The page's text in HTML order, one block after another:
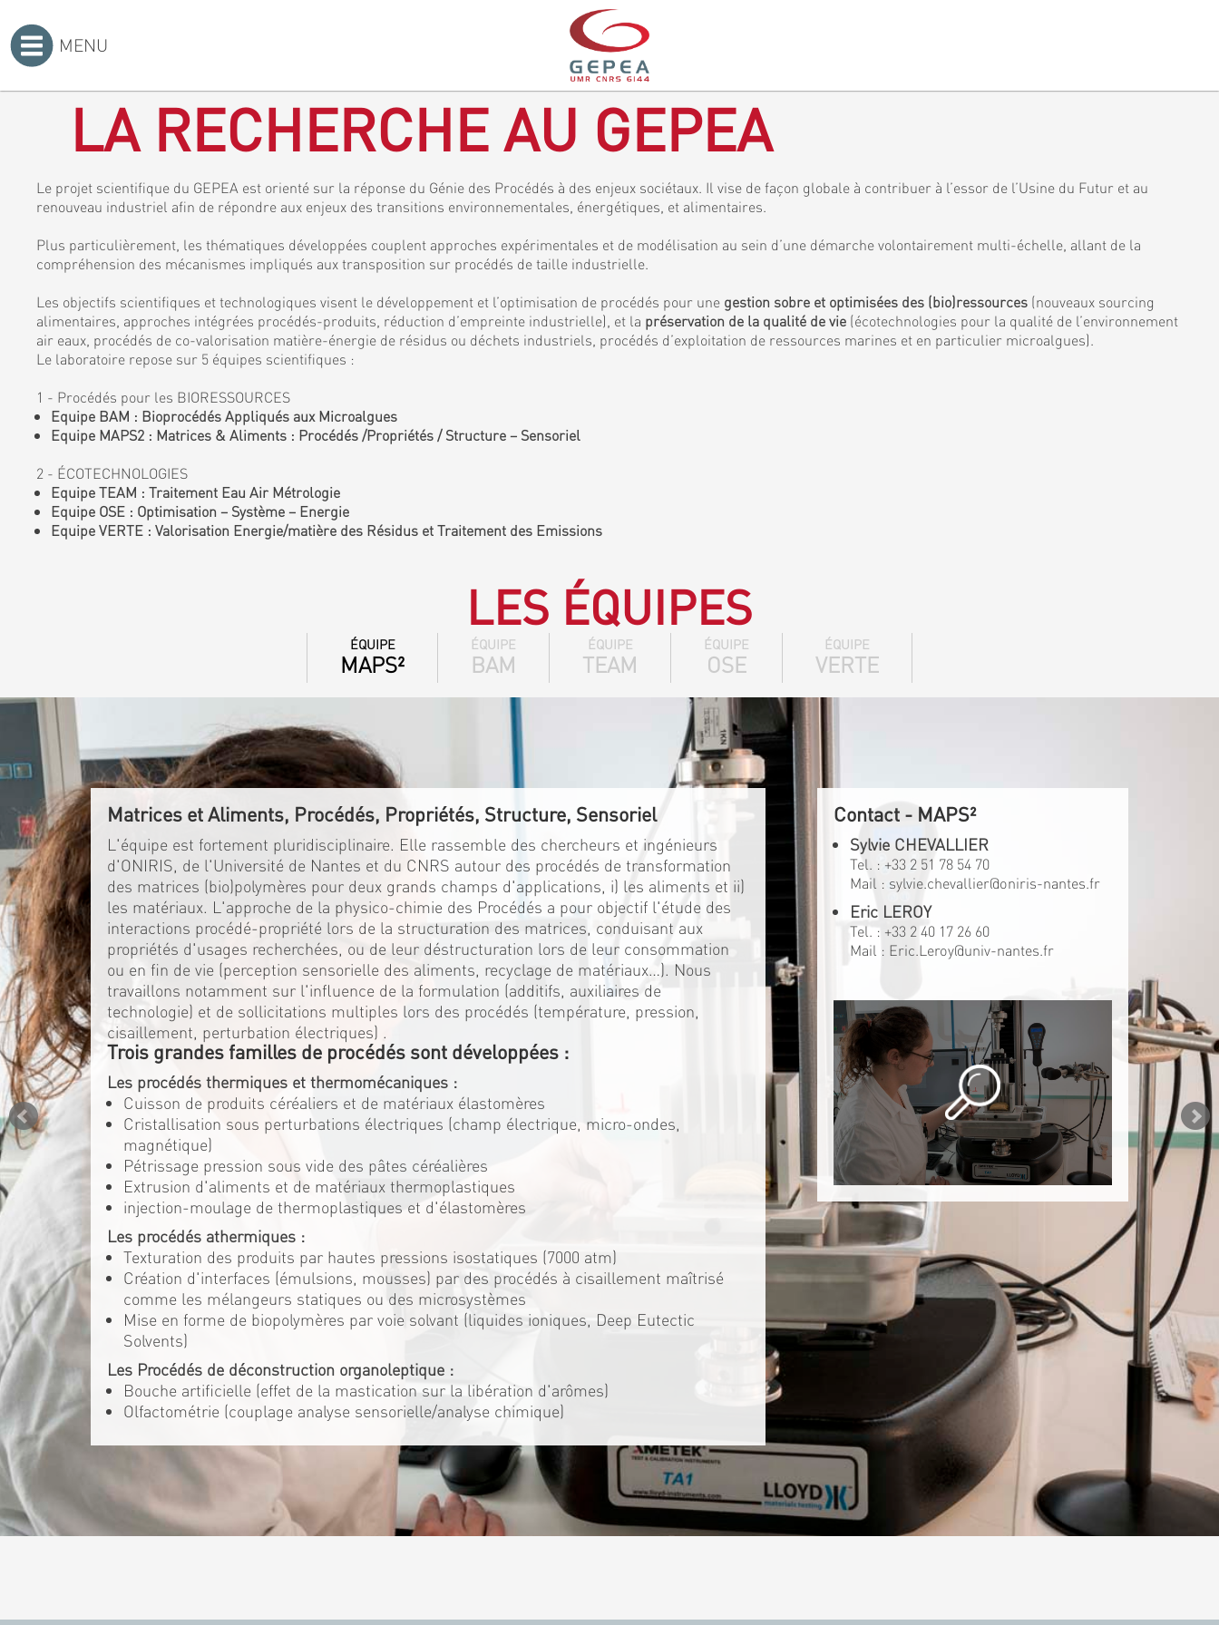
MENU
LA RECHERCHE AU GEPEA
Le projet scientifique du GEPEA est orienté sur la réponse du Génie des Procédés à des enjeux sociétaux. Il vise de façon globale à contribuer à l’essor de l’Usine du Futur et au
renouveau industriel afin de répondre aux enjeux des transitions environnementales, énergétiques, et alimentaires.
Plus particulièrement, les thématiques développées couplent approches expérimentales et de modélisation au sein d’une démarche volontairement multi-échelle, allant de la
compréhension des mécanismes impliqués aux transposition sur procédés de taille industrielle.
Les objectifs scientifiques et technologiques visent le développement et l’optimisation de procédés pour une gestion sobre et optimisées des (bio)ressources (nouveaux sourcing
alimentaires, approches intégrées procédés-produits, réduction d’empreinte industrielle), et la préservation de la qualité de vie (écotechnologies pour la qualité de l’environnement
air eaux, procédés de co-valorisation matière-énergie de résidus ou déchets industriels, procédés d’exploitation de ressources marines et en particulier microalgues).
Le laboratoire repose sur 5 équipes scientifiques :
1 - Procédés pour les BIORESSOURCES
Equipe BAM : Bioprocédés Appliqués aux Microalgues
Equipe MAPS2 : Matrices & Aliments : Procédés /Propriétés / Structure – Sensoriel
2 - ÉCOTECHNOLOGIES
Equipe TEAM : Traitement Eau Air Métrologie
Equipe OSE : Optimisation – Système – Energie
Equipe VERTE : Valorisation Energie/matière des Résidus et Traitement des Emissions
LES ÉQUIPES
ÉQUIPE
MAPS²
ÉQUIPE
BAM
ÉQUIPE
TEAM
ÉQUIPE
OSE
ÉQUIPE
VERTE
Matrices et Aliments, Procédés, Propriétés, Structure, Sensoriel
L'équipe est fortement pluridisciplinaire. Elle rassemble des chercheurs et ingénieurs
d'ONIRIS, de l'Université de Nantes et du CNRS autour des procédés de transformation
des matrices (bio)polymères pour deux grands champs d'applications, i) les aliments et ii)
les matériaux. L'approche de la physico-chimie des Procédés a pour objectif l'étude des
interactions procédé-propriété lors de la structuration des matrices, conduisant aux
propriétés d'usages recherchées, ou de leur déstructuration lors de leur consommation
ou en fin de vie (perception sensorielle des aliments, recyclage de matériaux…). Nous
travaillons notamment sur l'influence de la formulation (additifs, auxiliaires de
technologie) et de sollicitations multiples lors des procédés (température, pression,
cisaillement, perturbation électriques) .
Trois grandes familles de procédés sont développées :
Les procédés thermiques et thermomécaniques :
Cuisson de produits céréaliers et de matériaux élastomères
Cristallisation sous perturbations électriques (champ électrique, micro-ondes,
magnétique)
Pétrissage pression sous vide des pâtes céréalières
Extrusion d'aliments et de matériaux thermoplastiques
injection-moulage de thermoplastiques et d'élastomères
Les procédés athermiques :
Texturation des produits par hautes pressions isostatiques (7000 atm)
Création d'interfaces (émulsions, mousses) par des procédés à cisaillement maîtrisé
comme les mélangeurs statiques ou des microsystèmes
Mise en forme de biopolymères par voie solvant (liquides ioniques, Deep Eutectic
Solvents)
Les Procédés de déconstruction organoleptique :
Bouche artificielle (effet de la mastication sur la libération d'arômes)
Olfactométrie (couplage analyse sensorielle/analyse chimique)
Contact - MAPS²
Sylvie CHEVALLIER
Tel. : +33 2 51 78 54 70
Mail : sylvie.chevallier@oniris-nantes.fr
Eric LEROY
Tel. : +33 2 40 17 26 60
Mail : Eric.Leroy@univ-nantes.fr